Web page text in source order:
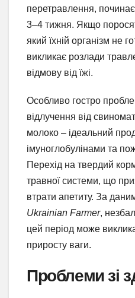
перетравлення,
3–4 тижня. Якщо
який їхній організм не
викликає розлади
відмову від їжі.
Особливо гостро
відлучення від
молоко – ідеальний
імуноглобулінами та
Перехід на твердий
травної системи, що
втрати апетиту. За
Ukrainian Farmer,
цей період може
приросту ваги.
Проблеми зі